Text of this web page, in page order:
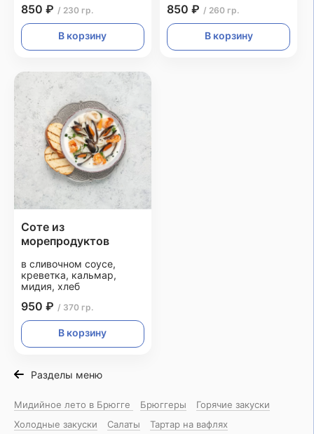
850 ₽ / 230 гр.
В корзину
850 ₽ / 260 гр.
В корзину
Соте из
морепродуктов
в сливочном соусе,
креветка, кальмар,
мидия, хлеб
950 ₽ / 370 гр.
В корзину
Разделы меню
Мидийное лето в Брюгге Брюггеры
Горячие закуски
Холодные закуски
Салаты
Тартар на вафлях